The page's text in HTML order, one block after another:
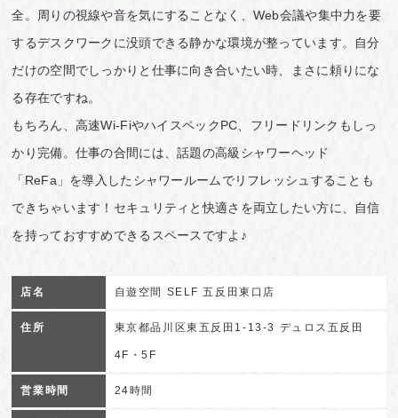
全。周りの視線や音を気にすることなく、Web会議や集中力を要
するデスクワークに没頭できる静かな環境が整っています。自分
だけの空間でしっかりと仕事に向き合いたい時、まさに頼りにな
る存在ですね。
もちろん、高速Wi-FiやハイスペックPC、フリードリンクもしっ
かり完備。仕事の合間には、話題の高級シャワーヘッド
「ReFa」を導入したシャワールームでリフレッシュすることも
できちゃいます！セキュリティと快適さを両立したい方に、自信
を持っておすすめできるスペースですよ♪
店名 自遊空間 SELF 五反田東口店
住所 東京都品川区東五反田1-13-3 デュロス五反田
4F・5F
営業時間 24時間